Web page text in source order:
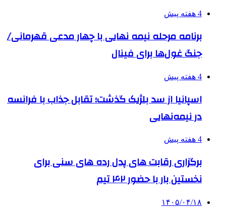
4 هفته پیش
برنامه مرحله نیمه نهایی با چهار مدعی قهرمانی/
جنگ غول‌ها برای فینال
4 هفته پیش
اسپانیا از سد بلژیک گذشت؛ تقابل جذاب با فرانسه
در نیمه‌نهایی
4 هفته پیش
برگزاری رقابت های پدل رده های سنی برای
نخستین بار با حضور ۴۲ تیم
۱۴۰۵/۰۴/۱۸